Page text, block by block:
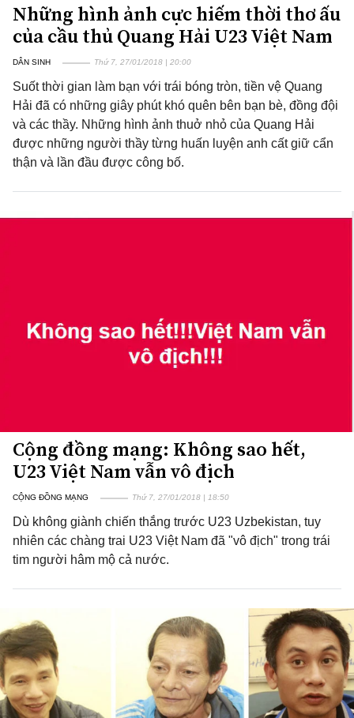
Những hình ảnh cực hiếm thời thơ ấu
của cầu thủ Quang Hải U23 Việt Nam
DÂN SINH Thứ 7, 27/01/2018 | 20:00
Suốt thời gian làm bạn với trái bóng tròn, tiền vệ Quang
Hải đã có những giây phút khó quên bên bạn bè, đồng đội
và các thầy. Những hình ảnh thuở nhỏ của Quang Hải
được những người thầy từng huấn luyện anh cất giữ cẩn
thận và lần đầu được công bố.
Cộng đồng mạng: Không sao hết,
U23 Việt Nam vẫn vô địch
CỘNG ĐỒNG MẠNG Thứ 7, 27/01/2018 | 18:50
Dù không giành chiến thắng trước U23 Uzbekistan, tuy
nhiên các chàng trai U23 Việt Nam đã "vô địch" trong trái
tim người hâm mộ cả nước.